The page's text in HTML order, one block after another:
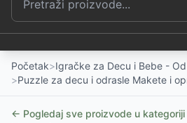
Početak>Igračke za Decu i Bebe -
>Puzzle za decu i odrasle Makete i
← Pogledaj sve proizvode u kategoriji